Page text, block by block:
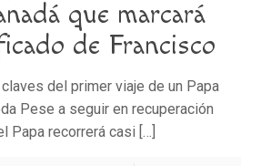
que marcará
de Francisco
del primer viaje de un Papa
Pese a seguir en recuperación
Papa recorrerá casi […]